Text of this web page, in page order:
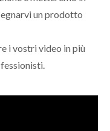
un prodotto
i vostri video in più